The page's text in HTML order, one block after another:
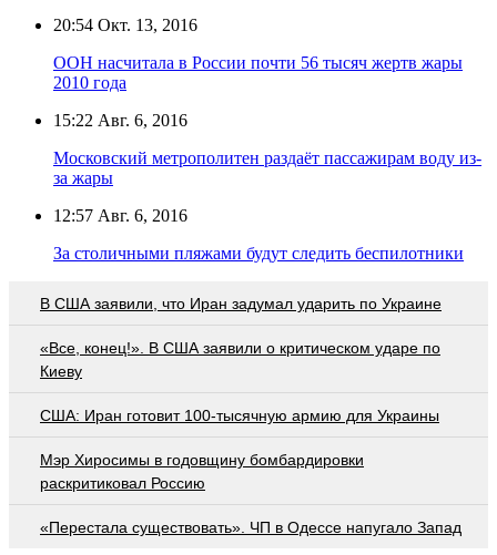
20:54 Окт. 13, 2016
ООН насчитала в России почти 56 тысяч жертв жары
2010 года
15:22 Авг. 6, 2016
Московский метрополитен раздаёт пассажирам воду из-
за жары
12:57 Авг. 6, 2016
За столичными пляжами будут следить беспилотники
В США заявили, что Иран задумал ударить по Украине
«Все, конец!». В США заявили о критическом ударе по
Киеву
США: Иран готовит 100-тысячную армию для Украины
Мэр Хиросимы в годовщину бомбардировки
раскритиковал Россию
«Перестала существовать». ЧП в Одессе напугало Запад